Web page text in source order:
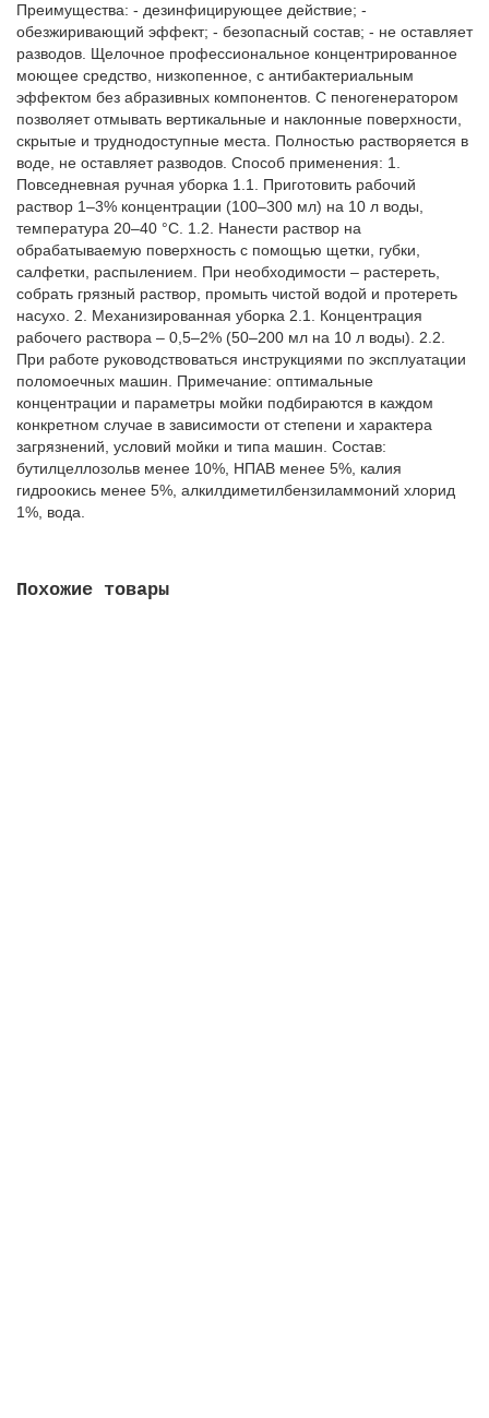
Преимущества: - дезинфицирующее действие; -
обезжиривающий эффект; - безопасный состав; - не оставляет
разводов. Щелочное профессиональное концентрированное
моющее средство, низкопенное, с антибактериальным
эффектом без абразивных компонентов. С пеногенератором
позволяет отмывать вертикальные и наклонные поверхности,
скрытые и труднодоступные места. Полностью растворяется в
воде, не оставляет разводов. Способ применения: 1.
Повседневная ручная уборка 1.1. Приготовить рабочий
раствор 1–3% концентрации (100–300 мл) на 10 л воды,
температура 20–40 °С. 1.2. Нанести раствор на
обрабатываемую поверхность с помощью щетки, губки,
салфетки, распылением. При необходимости – растереть,
собрать грязный раствор, промыть чистой водой и протереть
насухо. 2. Механизированная уборка 2.1. Концентрация
рабочего раствора – 0,5–2% (50–200 мл на 10 л воды). 2.2.
При работе руководствоваться инструкциями по эксплуатации
поломоечных машин. Примечание: оптимальные
концентрации и параметры мойки подбираются в каждом
конкретном случае в зависимости от степени и характера
загрязнений, условий мойки и типа машин. Состав:
бутилцеллозольв менее 10%, НПАВ менее 5%, калия
гидроокись менее 5%, алкилдиметилбензиламмоний хлорид
1%, вода.
Похожие товары